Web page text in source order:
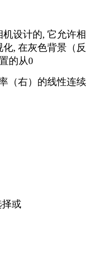
设计的, 它允许相
, 在灰色背景（反
的从0
（右）的线性连续
或